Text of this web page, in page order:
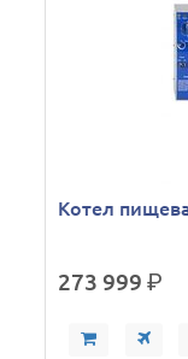
Котел
273 999р.